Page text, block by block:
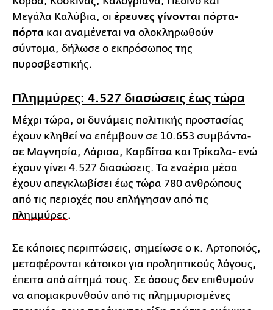
Μεγάλα Καλύβια, οι έρευνες γίνονται πόρτα-
πόρτα και αναμένεται να ολοκληρωθούν
σύντομα, δήλωσε ο εκπρόσωπος της
πυροσβεστικής.
Πλημμύρες: 4.527 διασώσεις έως τώρα
Μέχρι τώρα, οι δυνάμεις πολιτικής προστασίας
έχουν κληθεί να επέμβουν σε 10.653 συμβάντα-
σε Μαγνησία, Λάρισα, Καρδίτσα και Τρίκαλα- ενώ
έχουν γίνει 4.527 διασώσεις. Τα εναέρια μέσα
έχουν απεγκλωβίσει έως τώρα 780 ανθρώπους
από τις περιοχές που επλήγησαν από τις
πλημμύρες.
Σε κάποιες περιπτώσεις, σημείωσε ο κ. Αρτοποιός,
μεταφέρονται κάτοικοι για προληπτικούς λόγους,
έπειτα από αίτημά τους. Σε όσους δεν επιθυμούν
να απομακρυνθούν από τις πλημμυρισμένες